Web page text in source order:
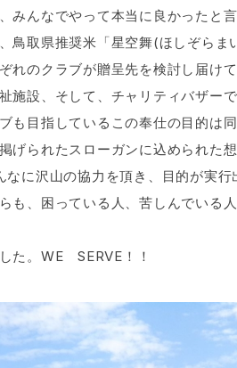
みんなでやって本当に良かったと
鳥取県推奨米「星空舞(ほしぞらま
れのクラブが贈呈先を検討し届け
施設、そして、チャリティバザー
も目指しているこの奉仕の目的
られたスローガンに込められた
なに沢山の協力を頂き、目的が実
も、困っている人、苦しんでいる
た。WE SERVE！！